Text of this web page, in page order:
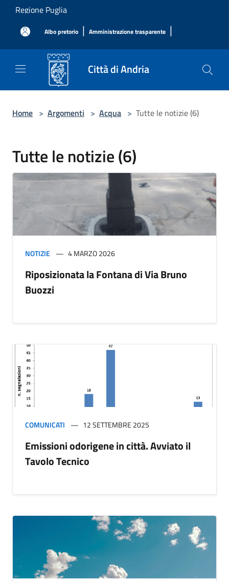
Salta al contenuto principale
Regione Puglia
Albo pretorio | Amministrazione trasparente |
Città di Andria
Home > Argomenti > Acqua > Tutte le notizie (6)
Tutte le notizie (6)
NOTIZIE 4 MARZO 2026
Riposizionata la Fontana di Via Bruno
Buozzi
COMUNICATI 12 SETTEMBRE 2025
Emissioni odorigene in città. Avviato il
Tavolo Tecnico